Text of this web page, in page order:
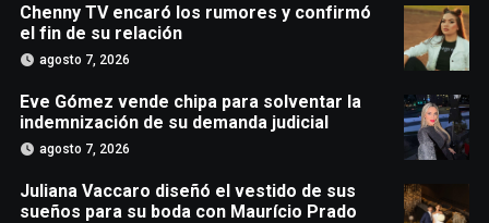
Chenny TV encaró los rumores y confirmó
el fin de su relación
agosto 7, 2026
Eve Gómez vende chipa para solventar la
indemnización de su demanda judicial
agosto 7, 2026
Juliana Vaccaro diseñó el vestido de sus
sueños para su boda con Maurício Prado